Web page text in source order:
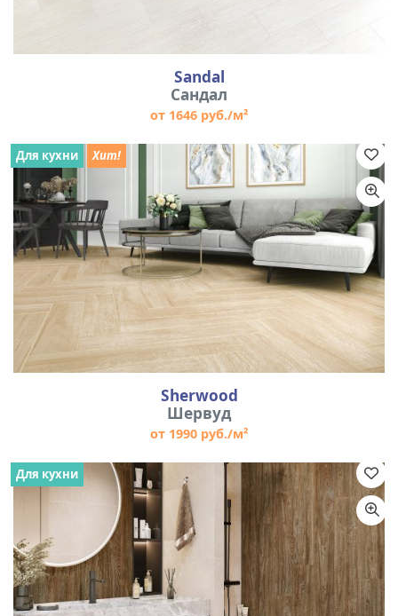
Sandal
Сандал
от 1646 руб./м²
Sherwood
Шервуд
от 1990 руб./м²
Для кухни Хит!
Для кухни